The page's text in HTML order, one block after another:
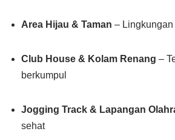
Area Hijau & Taman –
Club House & Kolam Renang –
berkumpul
Jogging Track & Lapangan
sehat